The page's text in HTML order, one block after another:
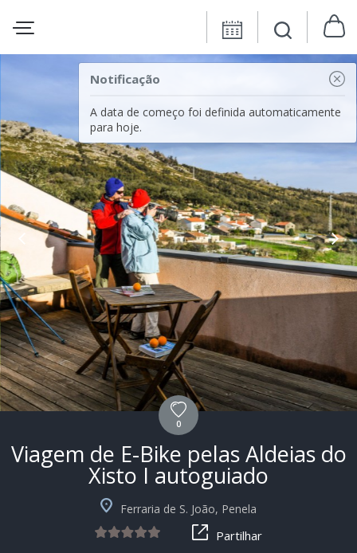
Notificação
A data de começo foi definida automaticamente
para hoje.
0
Viagem de E-Bike pelas Aldeias do
Xisto I autoguiado
Ferraria de S. João, Penela
Partilhar